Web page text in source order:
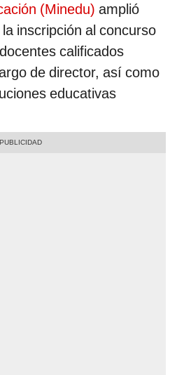
(Minedu) amplió
inscripción al concurso
calificados
de director, así como
educativas